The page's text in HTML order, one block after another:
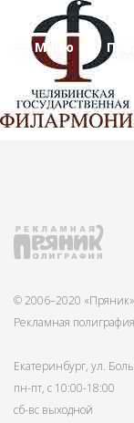
Меню
© 2006–2020 «Пряник»
Рекламная полиграфия
Екатеринбург, ул.
пн-пт, с 10:00-18:00
сб-вс выходной